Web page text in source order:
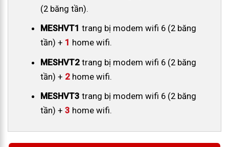
(2 băng tần).
MESHVT1 trang bị modem wifi 6 (2 băng
tần) + 1 home wifi.
MESHVT2trang bị modem wifi 6 (2 băng
tần) + 2home wifi.
MESHVT3 trang bị modem wifi 6 (2 băng
tần) + 3 home wifi.